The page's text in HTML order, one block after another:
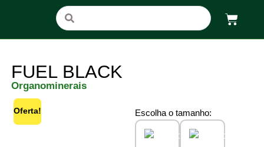
FUEL BLACK
Organominerais
Oferta! Escolha o tamanho: